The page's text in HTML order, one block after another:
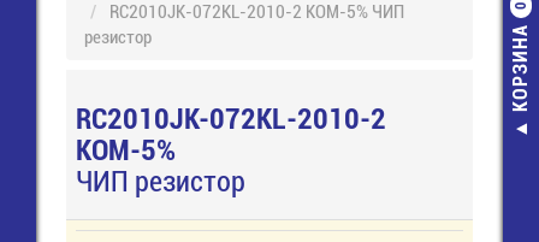
КОРЗИНА
0
RC2010JK-072KL-2010-2 КОМ-5% ЧИП
резистор
RC2010JK-072KL-2010-2
КОМ-5%
ЧИП резистор